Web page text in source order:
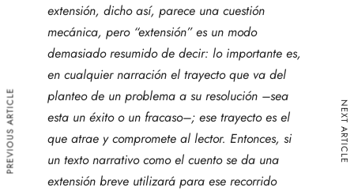
extensión, dicho así, parece una cuestión
mecánica, pero “extensión” es un modo
demasiado resumido de decir: lo importante es,
en cualquier narración el trayecto que va del
planteo de un problema a su resolución –sea
esta un éxito o un fracaso–; ese trayecto es el
que atrae y compromete al lector. Entonces, si
un texto narrativo como el cuento se da una
extensión breve utilizará para ese recorrido
PREVIOUS ARTICLE NEXT ARTICLE